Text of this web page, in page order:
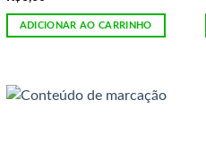
ADICIONAR AO CARRINHO